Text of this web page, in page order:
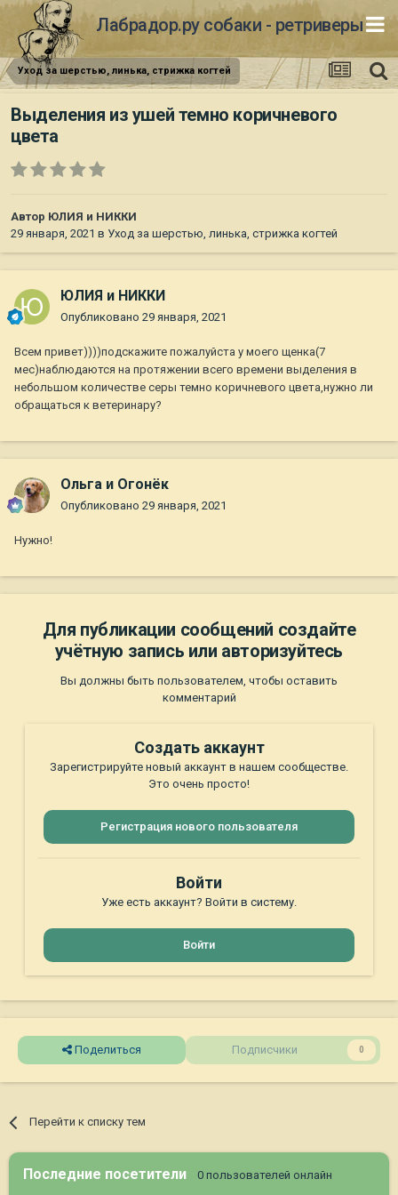
Лабрадор.ру собаки - ретриверы
Уход за шерстью, линька, стрижка когтей
Выделения из ушей темно коричневого
цвета
Автор ЮЛИЯ и НИККИ
29 января, 2021 в Уход за шерстью, линька, стрижка когтей
ЮЛИЯ и НИККИ
Опубликовано 29 января, 2021
Всем привет))))подскажите пожалуйста у моего щенка(7
мес)наблюдаются на протяжении всего времени выделения в
небольшом количестве серы темно коричневого цвета,нужно ли
обращаться к ветеринару?
Ольга и Огонёк
Опубликовано 29 января, 2021
Нужно!
Для публикации сообщений создайте
учётную запись или авторизуйтесь
Вы должны быть пользователем, чтобы оставить
комментарий
Создать аккаунт
Зарегистрируйте новый аккаунт в нашем сообществе.
Это очень просто!
Регистрация нового пользователя
Войти
Уже есть аккаунт? Войти в систему.
Войти
Поделиться Подписчики 0
Перейти к списку тем
Последние посетители 0 пользователей онлайн